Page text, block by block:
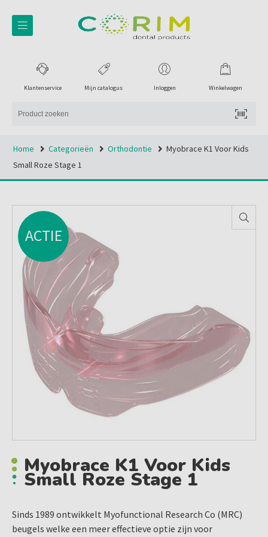
Winkelwagen
Inloggen
Mijn catalogus
Klantenservice
Home Categorieën Orthodontie
Myobrace K1 Voor Kids
Small Roze Stage 1
ACTIE
Myobrace K1 Voor Kids
Small Roze Stage 1
Sinds 1989 ontwikkelt Myofunctional Research Co (MRC)
beugels welke een meer effectieve optie zijn voor